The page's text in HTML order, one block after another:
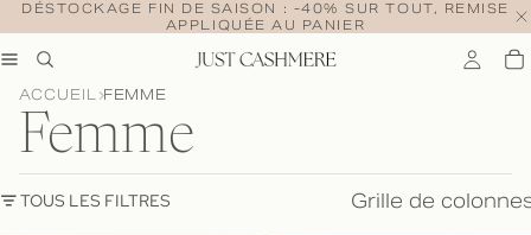
DÉSTOCKAGE FIN DE SAISON : -40% SUR TOUT, REMISE
APPLIQUÉE AU PANIER
ACCUEIL FEMME
Femme
TOUS LES FILTRES
Grille de